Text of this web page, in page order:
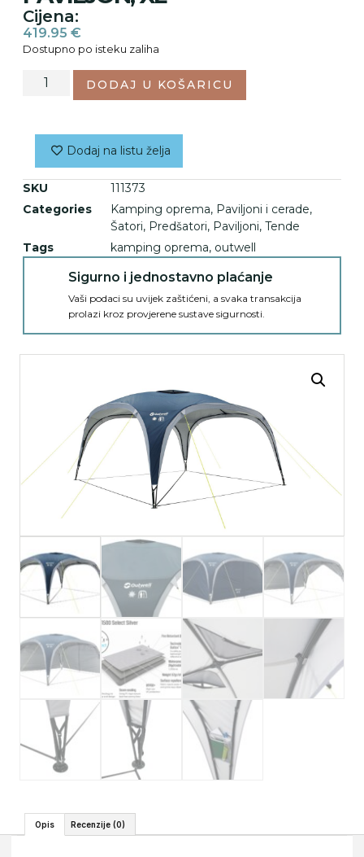
Cijena:
419.95 €
Dostupno po isteku zaliha
DODAJ U KOŠARICU
Dodaj na listu želja
SKU
111373
Categories
Kamping oprema, Paviljoni i cerade,
Šatori, Predšatori, Paviljoni, Tende
Tags
kamping oprema, outwell
Sigurno i jednostavno plaćanje
Vaši podaci su uvijek zaštićeni, a svaka transakcija
prolazi kroz provjerene sustave sigurnosti.
Opis Recenzije (0)